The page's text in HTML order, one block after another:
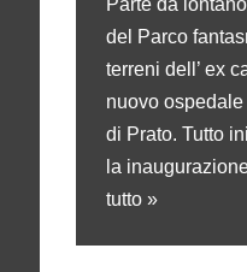
Parte da
del Parco
terreni dell’ ex
nuovo
di Prato. Tutto
la
tutto »